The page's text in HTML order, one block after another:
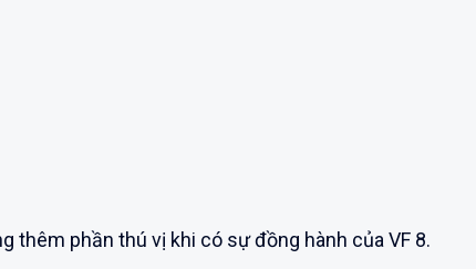
thêm phần thú vị khi có sự đồng hành của VF 8.